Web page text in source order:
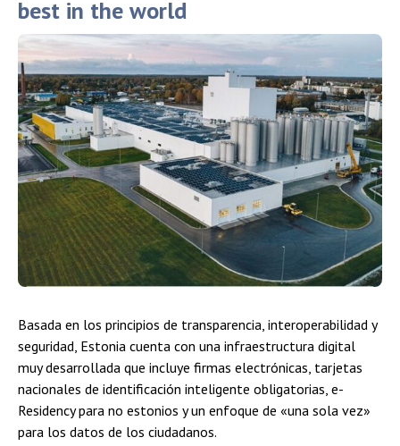
best in the world
Basada en los principios de transparencia, interoperabilidad y
seguridad, Estonia cuenta con una infraestructura digital
muy desarrollada que incluye firmas electrónicas, tarjetas
nacionales de identificación inteligente obligatorias, e-
Residency para no estonios y un enfoque de «una sola vez»
para los datos de los ciudadanos.